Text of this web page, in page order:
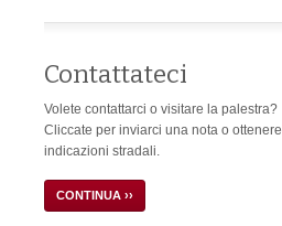
Contattateci
Volete contattarci o visitare la palestra?
Cliccate per inviarci una nota o ottenere
indicazioni stradali.
CONTINUA ››